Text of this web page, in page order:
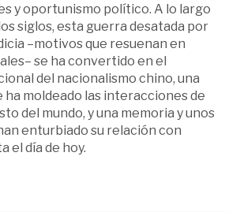
y oportunismo político. A lo largo
siglos, esta guerra desatada por
–motivos que resuenan en
se ha convertido en el
del nacionalismo chino, una
ha moldeado las interacciones de
del mundo, y una memoria y unos
enturbiado su relación con
el día de hoy.